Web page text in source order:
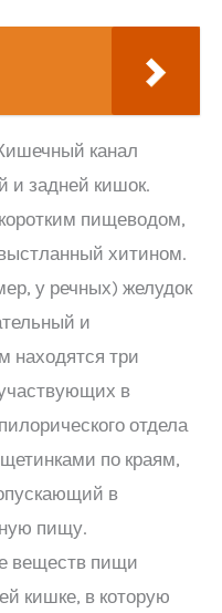
канал
и задней кишок.
пищеводом,
хитином.
у речных) желудок
и
находятся три
в
отдела
по краям,
в
пищу.
веществ пищи
кишке, в которую